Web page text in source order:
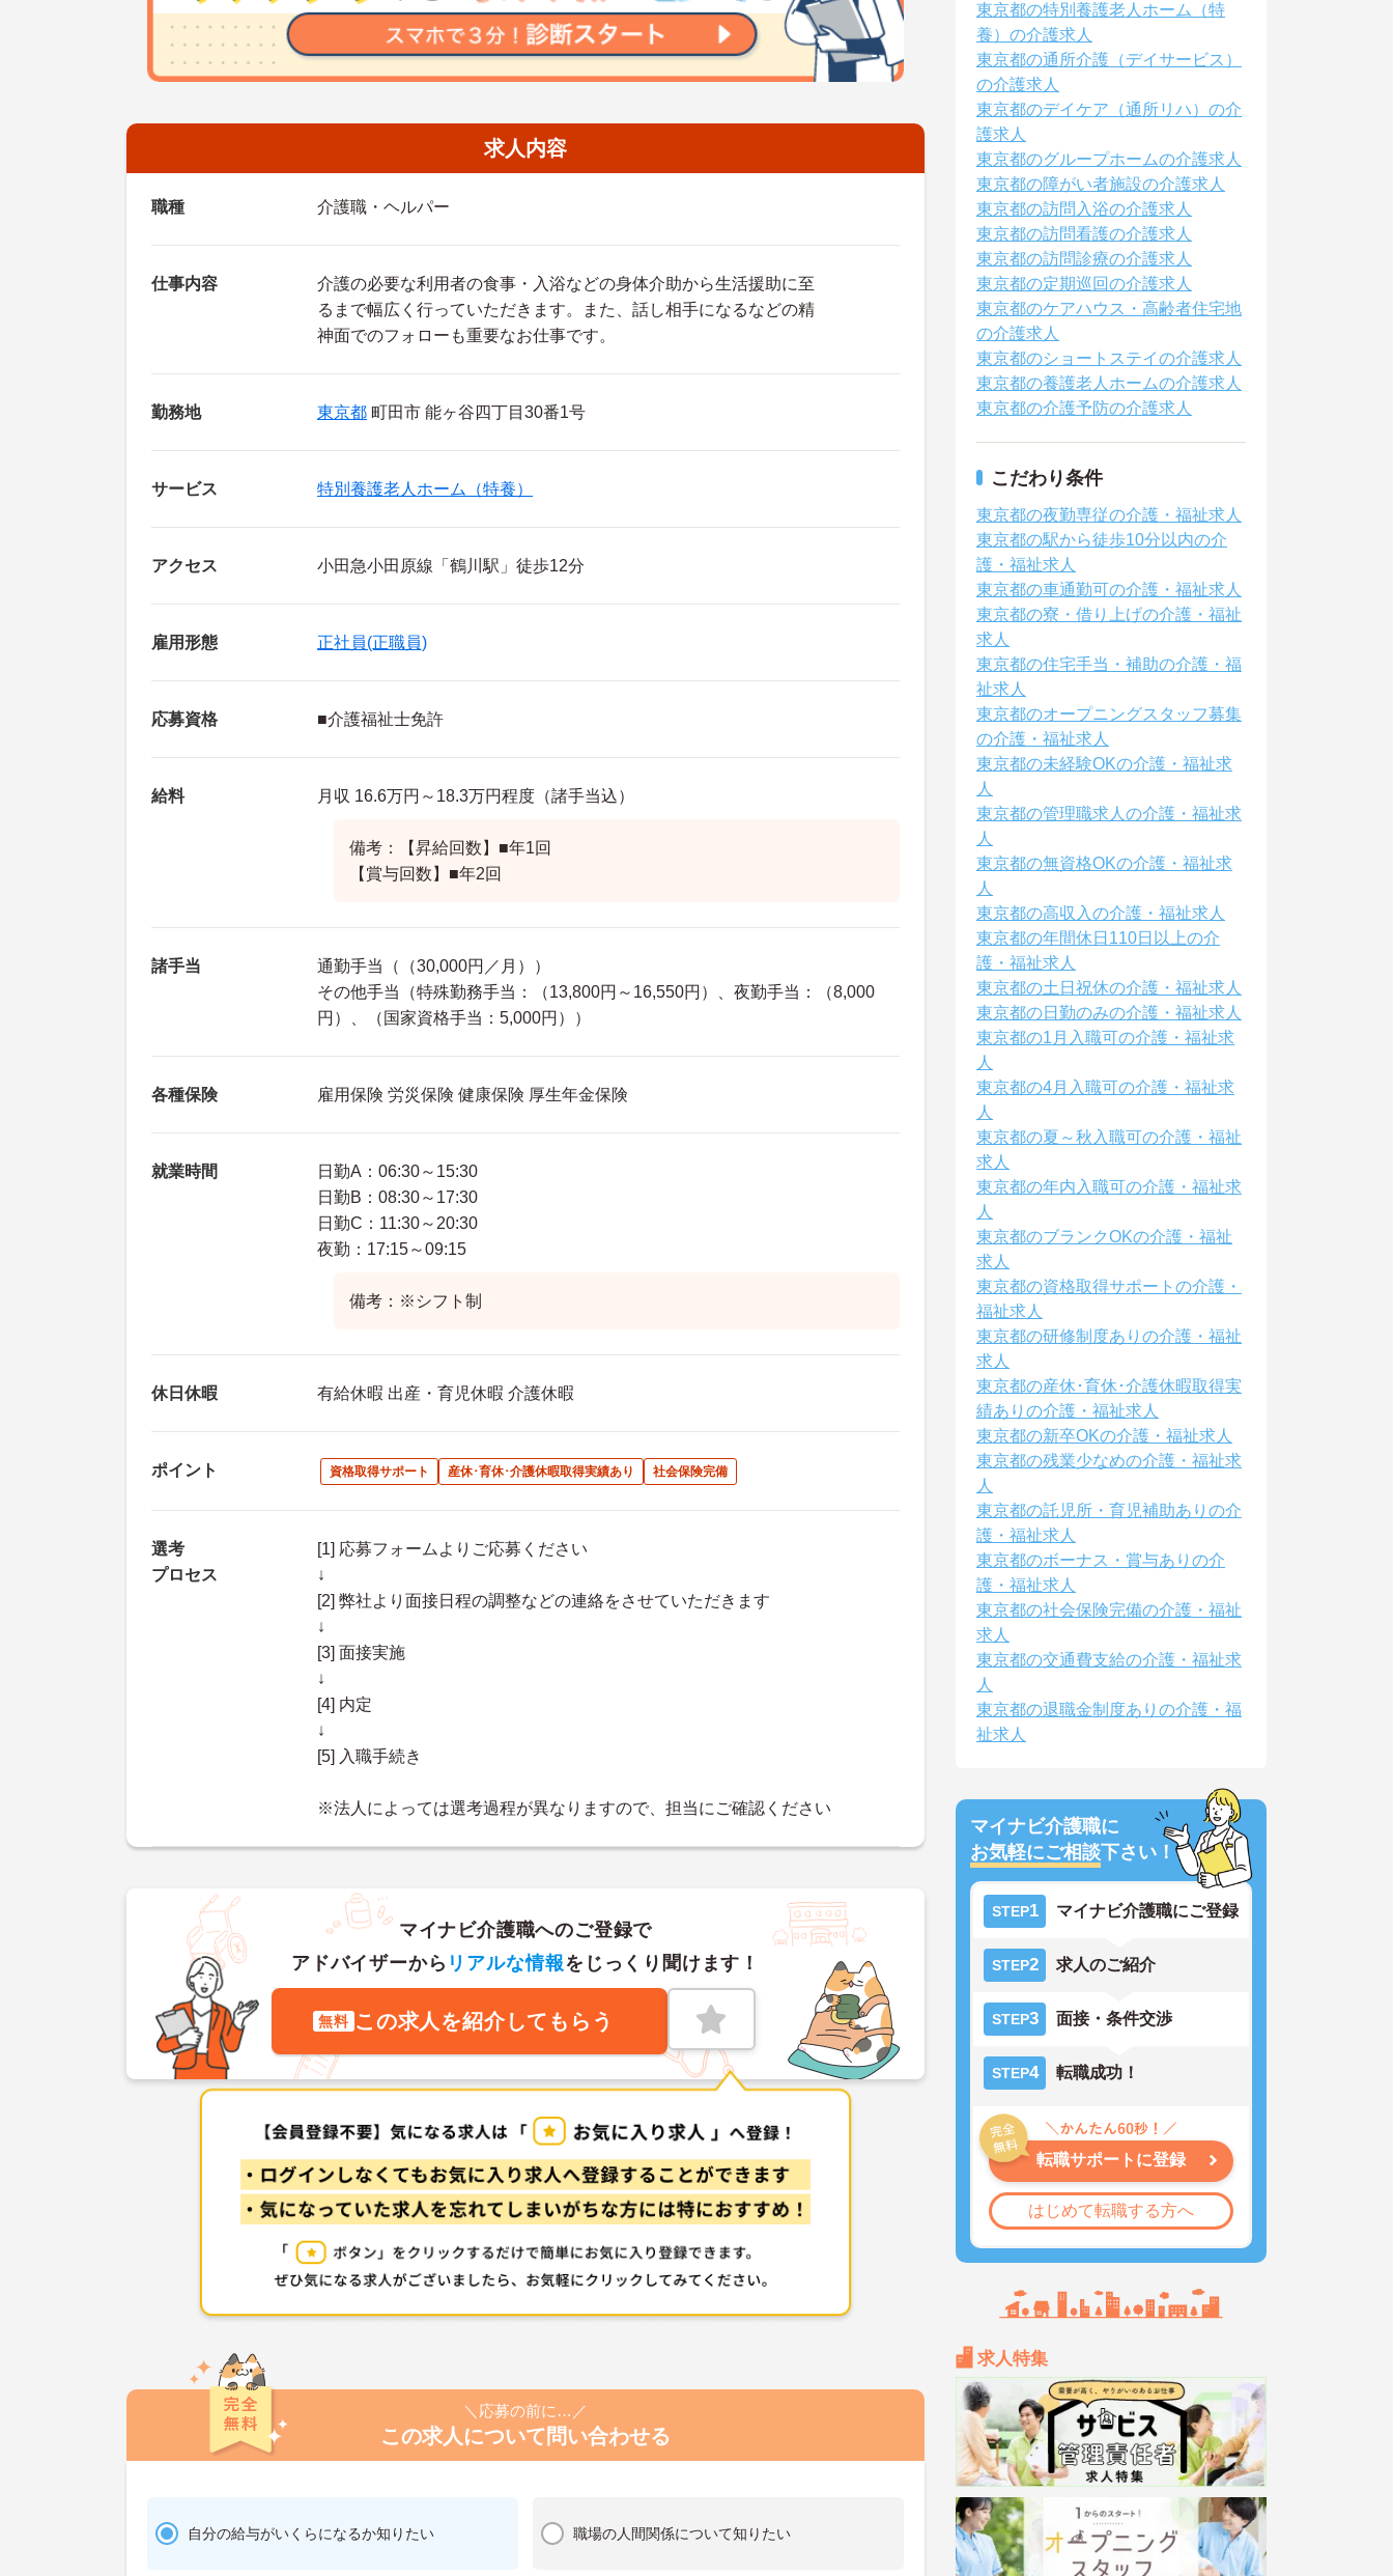
求人内容
職種 介護職・ヘルパー
仕事内容
介護の必要な利用者の食事・入浴などの身体介助から生活援助に至
るまで幅広く行っていただきます。また、話し相手になるなどの精
神面でのフォローも重要なお仕事です。
勤務地 東京都 町田市 能ヶ谷四丁目30番1号
サービス 特別養護老人ホーム（特養）
アクセス 小田急小田原線「鶴川駅」徒歩12分
雇用形態 正社員(正職員)
応募資格 ■介護福祉士免許
給料 月収 16.6万円～18.3万円程度（諸手当込）
備考：【昇給回数】■年1回
【賞与回数】■年2回
諸手当
通勤手当（（30,000円／月））
その他手当（特殊勤務手当：（13,800円～16,550円）、夜勤手当：（8,000
円）、（国家資格手当：5,000円））
各種保険 雇用保険 労災保険 健康保険 厚生年金保険
就業時間
日勤A：06:30～15:30
日勤B：08:30～17:30
日勤C：11:30～20:30
夜勤：17:15～09:15
備考：※シフト制
休日休暇 有給休暇 出産・育児休暇 介護休暇
ポイント 資格取得サポート 産休･育休･介護休暇取得実績あり 社会保険完備
選考
プロセス
[1] 応募フォームよりご応募ください
↓
[2] 弊社より面接日程の調整などの連絡をさせていただきます
↓
[3] 面接実施
↓
[4] 内定
↓
[5] 入職手続き
※法人によっては選考過程が異なりますので、担当にご確認ください
マイナビ介護職へのご登録で
アドバイザーから リアルな情報をじっくり聞けます！
無料 この求人を紹介してもらう
＼応募の前に…／
この求人について問い合わせる
自分の給与がいくらになるか知りたい 職場の人間関係について知りたい
東京都の特別養護老人ホーム（特
養）の介護求人
東京都の通所介護（デイサービス）
の介護求人
東京都のデイケア（通所リハ）の介
護求人
東京都のグループホームの介護求人
東京都の障がい者施設の介護求人
東京都の訪問入浴の介護求人
東京都の訪問看護の介護求人
東京都の訪問診療の介護求人
東京都の定期巡回の介護求人
東京都のケアハウス・高齢者住宅地
の介護求人
東京都のショートステイの介護求人
東京都の養護老人ホームの介護求人
東京都の介護予防の介護求人
こだわり条件
東京都の夜勤専従の介護・福祉求人
東京都の駅から徒歩10分以内の介
護・福祉求人
東京都の車通勤可の介護・福祉求人
東京都の寮・借り上げの介護・福祉
求人
東京都の住宅手当・補助の介護・福
祉求人
東京都のオープニングスタッフ募集
の介護・福祉求人
東京都の未経験OKの介護・福祉求
人
東京都の管理職求人の介護・福祉求
人
東京都の無資格OKの介護・福祉求
人
東京都の高収入の介護・福祉求人
東京都の年間休日110日以上の介
護・福祉求人
東京都の土日祝休の介護・福祉求人
東京都の日勤のみの介護・福祉求人
東京都の1月入職可の介護・福祉求
人
東京都の4月入職可の介護・福祉求
人
東京都の夏～秋入職可の介護・福祉
求人
東京都の年内入職可の介護・福祉求
人
東京都のブランクOKの介護・福祉
求人
東京都の資格取得サポートの介護・
福祉求人
東京都の研修制度ありの介護・福祉
求人
東京都の産休･育休･介護休暇取得実
績ありの介護・福祉求人
東京都の新卒OKの介護・福祉求人
東京都の残業少なめの介護・福祉求
人
東京都の託児所・育児補助ありの介
護・福祉求人
東京都のボーナス・賞与ありの介
護・福祉求人
東京都の社会保険完備の介護・福祉
求人
東京都の交通費支給の介護・福祉求
人
東京都の退職金制度ありの介護・福
祉求人
マイナビ介護職に
お気軽にご相談下さい！
STEP1 マイナビ介護職にご登録
STEP2 求人のご紹介
STEP3 面接・条件交渉
STEP4 転職成功！
転職サポートに登録
はじめて転職する方へ
求人特集